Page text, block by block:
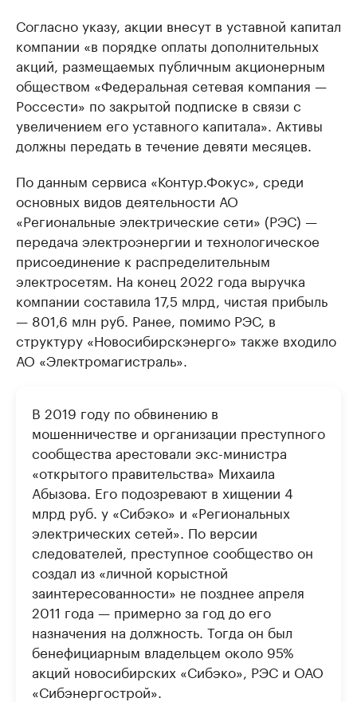
Согласно указу, акции внесут в уставной капитал
компании «в порядке оплаты дополнительных
акций, размещаемых публичным акционерным
обществом «Федеральная сетевая компания —
Россести» по закрытой подписке в связи с
увеличением его уставного капитала». Активы
должны передать в течение девяти месяцев.
По данным сервиса «Контур.Фокус», среди
основных видов деятельности АО
«Региональные электрические сети» (РЭС) —
передача электроэнергии и технологическое
присоединение к распределительным
электросетям. На конец 2022 года выручка
компании составила 17,5 млрд, чистая прибыль
— 801,6 млн руб. Ранее, помимо РЭС, в
структуру «Новосибирскэнерго» также входило
АО «Электромагистраль».
В 2019 году по обвинению в
мошенничестве и организации преступного
сообщества арестовали экс-министра
«открытого правительства» Михаила
Абызова. Его подозревают в хищении 4
млрд руб. у «Сибэко» и «Региональных
электрических сетей». По версии
следователей, преступное сообщество он
создал из «личной корыстной
заинтересованности» не позднее апреля
2011 года — примерно за год до его
назначения на должность. Тогда он был
бенефициарным владельцем около 95%
акций новосибирских «Сибэко», РЭС и ОАО
«Сибэнергострой».